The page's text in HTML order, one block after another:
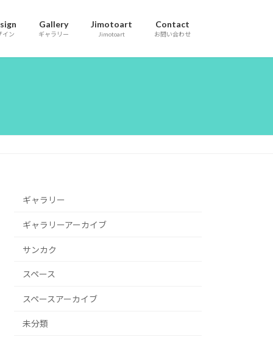
イン
Gallery
ギャラリー
Jimotoart
Jimotoart
Contact
お問い合わせ
ギャラリー
ギャラリーアーカイブ
サンカク
スペース
スペースアーカイブ
未分類